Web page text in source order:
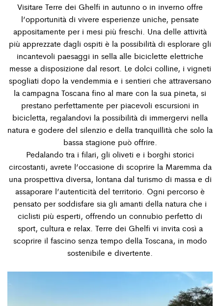
Visitare Terre dei Ghelﬁ in autunno o in inverno offre
l’opportunità di vivere esperienze uniche, pensate
appositamente per i mesi più freschi. Una delle attività
più apprezzate dagli ospiti è la possibilità di esplorare gli
incantevoli paesaggi in sella alle biciclette elettriche
messe a disposizione dal resort. Le dolci colline, i vigneti
spogliati dopo la vendemmia e i sentieri che attraversano
la campagna Toscana ﬁno al mare con la sua pineta, si
prestano perfettamente per piacevoli escursioni in
bicicletta, regalandovi la possibilità di immergervi nella
natura e godere del silenzio e della tranquillità che solo la
bassa stagione può offrire.
Pedalando tra i ﬁlari, gli oliveti e i borghi storici
circostanti, avrete l’occasione di scoprire la Maremma da
una prospettiva diversa, lontana dal turismo di massa e di
assaporare l’autenticità del territorio. Ogni percorso è
pensato per soddisfare sia gli amanti della natura che i
ciclisti più esperti, offrendo un connubio perfetto di
sport, cultura e relax. Terre dei Ghelﬁ vi invita così a
scoprire il fascino senza tempo della Toscana, in modo
sostenibile e divertente.